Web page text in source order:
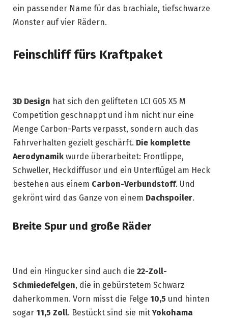
ein passender Name für das brachiale, tiefschwarze
Monster auf vier Rädern.
Feinschliff fürs Kraftpaket
3D Design hat sich den gelifteten LCI G05 X5 M
Competition geschnappt und ihm nicht nur eine
Menge Carbon-Parts verpasst, sondern auch das
Fahrverhalten gezielt geschärft. Die komplette
Aerodynamik wurde überarbeitet: Frontlippe,
Schweller, Heckdiffusor und ein Unterflügel am Heck
bestehen aus einem Carbon-Verbundstoff. Und
gekrönt wird das Ganze von einem Dachspoiler.
Breite Spur und große Räder
Und ein Hingucker sind auch die 22-Zoll-
Schmiedefelgen, die in gebürstetem Schwarz
daherkommen. Vorn misst die Felge 10,5 und hinten
sogar 11,5 Zoll. Bestückt sind sie mitYokohama